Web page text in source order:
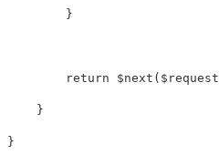
}
return $next ( $request
}
}